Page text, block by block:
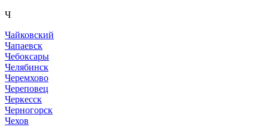
Ч
Чайковский
Чапаевск
Чебоксары
Челябинск
Черемхово
Череповец
Черкесск
Черногорск
Чехов